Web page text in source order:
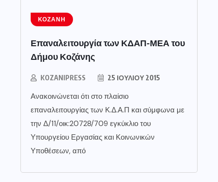
ΚΟΖΆΝΗ
Επαναλειτουργία των ΚΔΑΠ-ΜΕΑ του
Δήμου Κοζάνης
KOZANIPRESS 25 ΙΟΥΛΊΟΥ 2015
Ανακοινώνεται ότι στο πλαίσιο
επαναλειτουργίας των Κ.Δ.Α.Π και σύμφωνα με
την Δ/11/οικ:20728/709 εγκύκλιο του
Υπουργείου Εργασίας και Κοινωνικών
Υποθέσεων, από